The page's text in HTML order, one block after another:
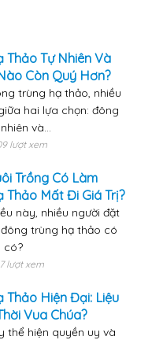
Thảo Tự Nhiên Và
Còn Quý Hơn?
trùng hạ thảo, nhiều
hai lựa chọn: đông
và...
lượt xem
Trồng Có Làm
Thảo Mất Đi Giá Trị?
này, nhiều người đặt
trùng hạ thảo có
có?
lượt xem
Thảo Hiện Đại: Liệu
Vua Chúa?
thể hiện quyền uy và